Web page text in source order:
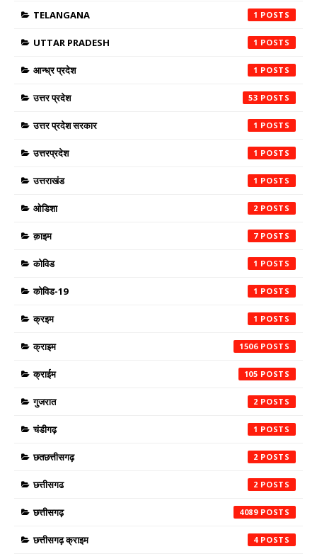
TELANGANA 1
UTTAR PRADESH 1
आन्ध्र प्रदेश 1
उत्तर प्रदेश 53
उत्तर प्रदेश सरकार 1
उत्तरप्रदेश 1
उत्तराखंड 1
ओडिशा 2
क़ाइम 7
कोविड 1
कोविड-19 1
क्रइम 1
क्राइम 1506
क्राईम 105
गुजरात 2
चंडीगढ़ 1
छतछत्तीसगढ़ 2
छत्तीसगढ 2
छत्तीसगढ़ 4089
छत्तीसगढ़ क्राइम 4